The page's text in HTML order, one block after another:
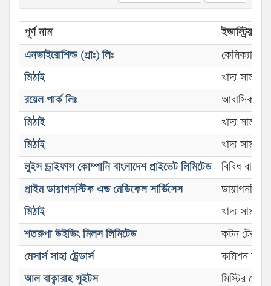
পূর্ণ নাম
ইন্ডাস্ট্রিয়াল
এনভাইরোশিল্ড (প্রাঃ) লিঃ
কেমিক্যাল
মিঠাই
খাদ্য
রয়েল পার্ক লিঃ
আবাসিক
মিঠাই
খাদ্য
মিঠাই
খাদ্য
লুইস ড্রাইফাস কোম্পানি বাংলাদেশ প্রাইভেট লিমিটেড
বিবিধ বাণিজ্য
প্রাইম ডায়াগনস্টিক এন্ড মেডিকেল সার্ভিসেস
ডায়াগনস্টিক
মিঠাই
খাদ্য
শতরুপা উইভিং মিলস লিমিটেড
কটন
মেসার্স সাহা ট্রেডার্স
কমিশন বা
আল বাক্বারাহ সুইটস
মিস্টির